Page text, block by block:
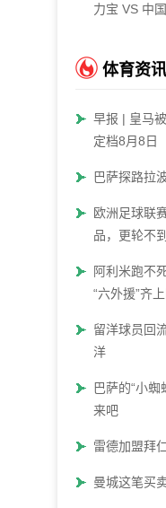
力宝 VS 中
体育资讯
早报 | 皇马
定档8月8日
巴萨探路拉
欧洲足球联
品，更轮不
阿利米跑不
“六外援”齐上
留洋球员回
洋
巴萨的“小
来吧
雷德加盟拜
曼城这笔买